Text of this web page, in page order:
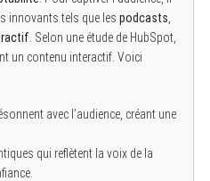
innovants tels que les podcasts
. Selon une étude de HubSpot,
un contenu interactif. Voici
avec l’audience, créant une
qui reflètent la voix de la